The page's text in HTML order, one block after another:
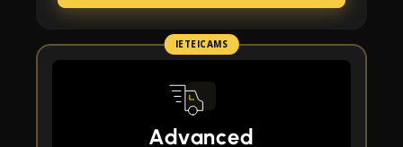
IETEICAMS
Advanced